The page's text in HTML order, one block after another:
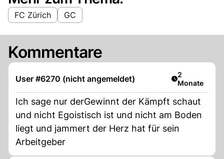
FC Zürich GC
Kommentare
User #6270 (nicht angemeldet) Artikel
2
Monate
Ich sage nur derGewinnt der Kämpft schaut
und nicht Egoistisch ist und nicht am Boden
liegt und jammert der Herz hat für sein
Arbeitgeber